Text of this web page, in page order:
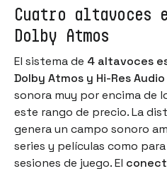
Cuatro altavoces
Dolby Atmos
El sistema de 4 altavoces
Dolby Atmos y Hi-Res Audio
sonora muy por encima de
este rango de precio. La
genera un campo sonoro
series y películas como
sesiones de juego. El